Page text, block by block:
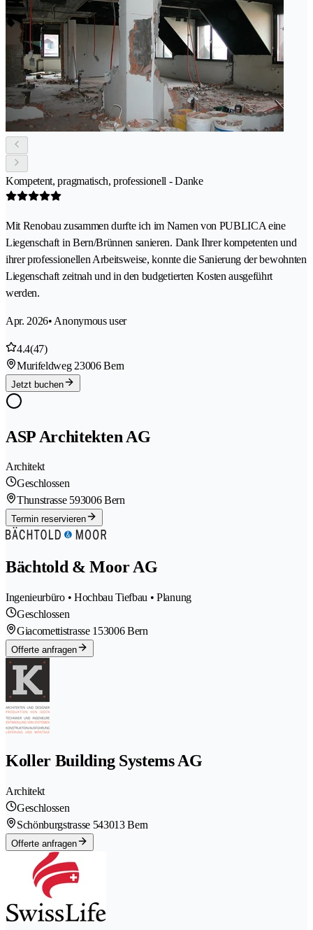
Kompetent, pragmatisch, professionell - Danke
Mit Renobau zusammen durfte ich im Namen von PUBLICA eine
Liegenschaft in Bern/Brünnen sanieren. Dank Ihrer kompetenten und
ihrer professionellen Arbeitsweise, konnte die Sanierung der bewohnten
Liegenschaft zeitnah und in den budgetierten Kosten ausgeführt
werden.
Apr. 2026• Anonymous user
4.4(47)
Murifeldweg 23006 Bern
Jetzt buchen
ASP Architekten AG
Architekt
Geschlossen
Thunstrasse 593006 Bern
Termin reservieren
Bächtold & Moor AG
Ingenieurbüro • Hochbau Tiefbau • Planung
Geschlossen
Giacomettistrasse 153006 Bern
Offerte anfragen
Koller Building Systems AG
Architekt
Geschlossen
Schönburgstrasse 543013 Bern
Offerte anfragen